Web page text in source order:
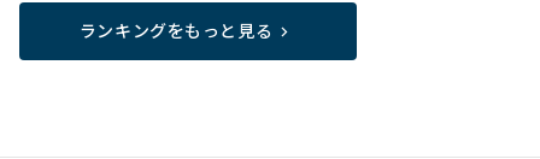
ランキングをもっと見る